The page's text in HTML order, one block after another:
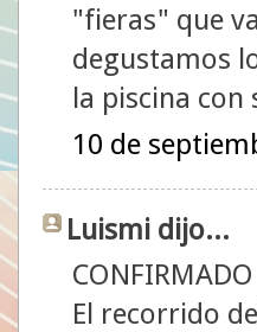
"fieras" que
degustamos
la piscina
10 de
Luismi dijo...
CONFIRMADO
El recorrido